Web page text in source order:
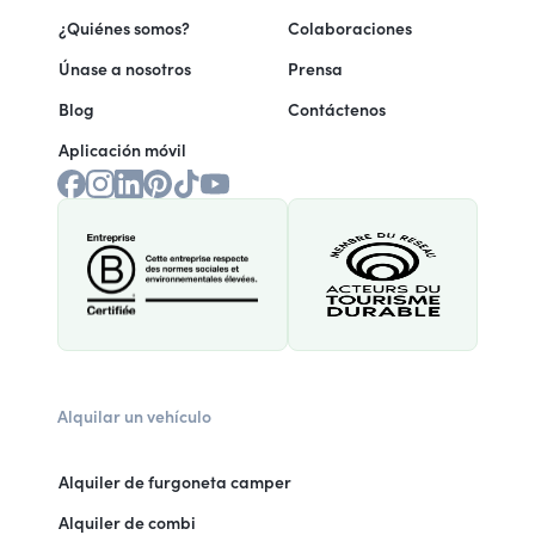
¿Quiénes somos?
Únase a nosotros
Blog
Aplicación móvil
Colaboraciones
Prensa
Contáctenos
Alquilar un vehículo
Alquiler de furgoneta camper
Alquiler de combi